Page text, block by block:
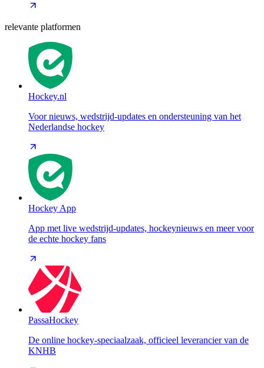
relevante platformen
Hockey.nl
Voor nieuws, wedstrijd-updates en ondersteuning van het
Nederlandse hockey
Hockey App
App met live wedstrijd-updates, hockeynieuws en meer voor
de echte hockey fans
PassaHockey
De online hockey-speciaalzaak, officieel leverancier van de
KNHB